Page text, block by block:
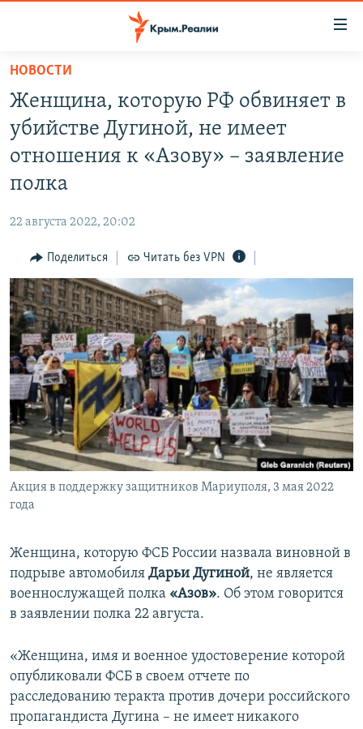
Вернуться
основному
содержанию
Вернутся
главной
Вернутся
поиску
СПЕЦПРОЕКТЫ
ИНТЕРАКТИВ
ИНФОГРАФИКА
ТЕЛЕПРОЕКТ КРЫМ.РЕАЛИИ
СОВЕТЫ ПРАВОЗАЩИТНИКОВ
ПРОПАВШИЕ БЕЗ ВЕСТИ
ПОБЕДИТЕЛЕЙ НЕ СУДЯТ?
КРЫМ.НЕПОКОРЕННЫЙ
ELIFBE
УКРАИНСКАЯ ПРОБЛЕМА КРЫМА
РАДІО СВОБОДА
КАК ОБОЙТИ БЛОКИРОВКУ
Українською
Qırımtatar
ПРИСОЕДИНЯЙТЕСЬ!
Все сайты RFE/RL
НОВОСТИ
Женщина, которую РФ обвиняет в
убийстве Дугиной, не имеет
отношения к «Азову» – заявление
полка
22 августа 2022, 20:02
Поделиться Читать без VPN
Акция в поддержку защитников Мариуполя, 3 мая 2022
года
Женщина, которую ФСБ России назвала виновной в
подрыве автомобиля Дарьи Дугиной, не является
военнослужащей полка «Азов». Об этом говорится
в заявлении полка 22 августа.
«Женщина, имя и военное удостоверение которой
опубликовали ФСБ в своем отчете по
расследованию теракта против дочери российского
пропагандиста Дугина – не имеет никакого